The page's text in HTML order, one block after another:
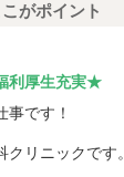
こがポイント
利厚生充実★
事です！
リニックです。